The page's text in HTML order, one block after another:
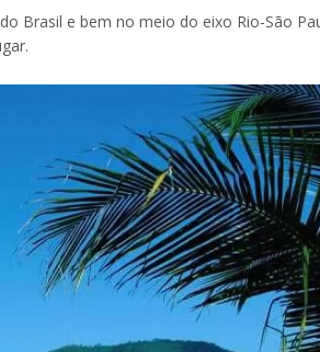
Brasil e bem no meio do eixo Rio-São